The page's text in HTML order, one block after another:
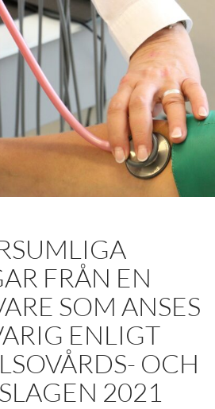
FRÅN EN
SOM ANSES
ENLIGT
OCH
2021